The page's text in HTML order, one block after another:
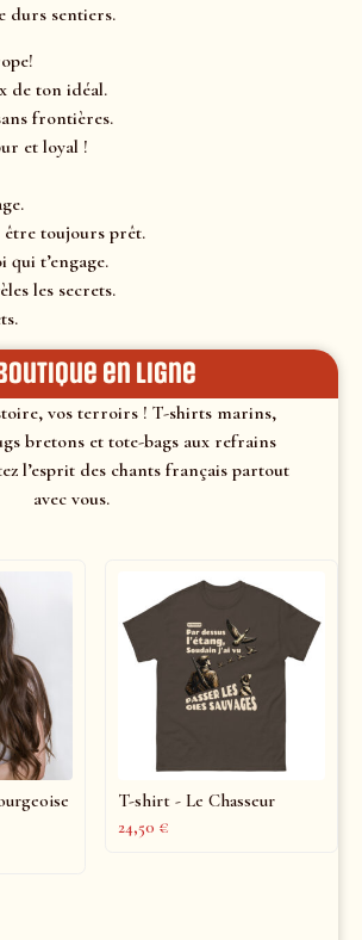
durs sentiers.
de ton idéal.
frontières.
et loyal !
être toujours prêt.
t’engage.
les secrets.
en ligne
vos terroirs ! T-shirts marins,
bretons et tote-bags aux refrains
l’esprit des chants français partout
avec vous.
T-shirt - Le Chasseur
24,50 €